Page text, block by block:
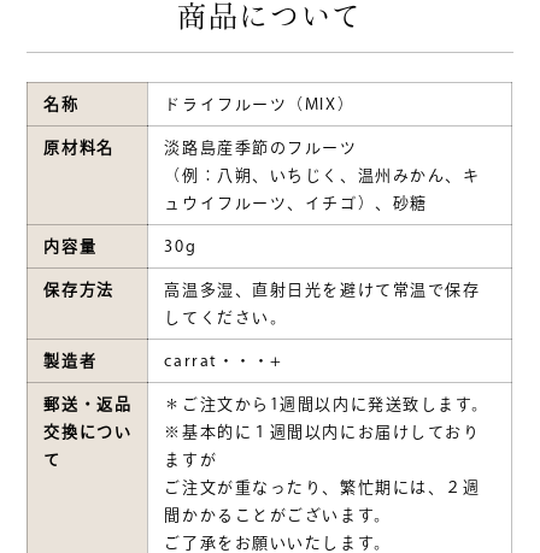
商品について
名称 ドライフルーツ（MIX）
原材料名
淡路島産季節のフルーツ
（例：八朔、いちじく、温州みかん、キ
ュウイフルーツ、イチゴ）、砂糖
内容量 30g
保存方法
高温多湿、直射日光を避けて常温で保存
してください。
製造者 carrat・・・+
郵送・返品
交換につい
て
＊ご注文から1週間以内に発送致します。
※基本的に１週間以内にお届けしており
ますが
ご注文が重なったり、繁忙期には、２週
間かかることがございます。
ご了承をお願いいたします。